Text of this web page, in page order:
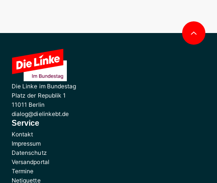
Die Linke im Bundestag
Platz der Republik 1
11011 Berlin
dialog@dielinkebt.de
Service
Kontakt
Impressum
Datenschutz
Versandportal
Termine
Netiquette